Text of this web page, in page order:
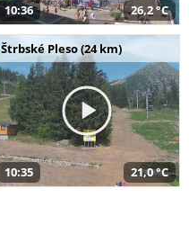
10:36 26,2 °C
Štrbské Pleso (24 km)
10:35 21,0 °C